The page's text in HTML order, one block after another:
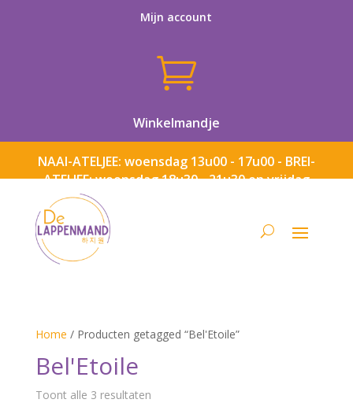
Mijn account

Winkelmandje
NAAI-ATELJEE: woensdag 13u00 - 17u00 - BREI-
ATELJEE: woensdag 18u30 - 21u30 en vrijdag
Home / Producten getagged “Bel'Etoile”
Bel'Etoile
Toont alle 3 resultaten